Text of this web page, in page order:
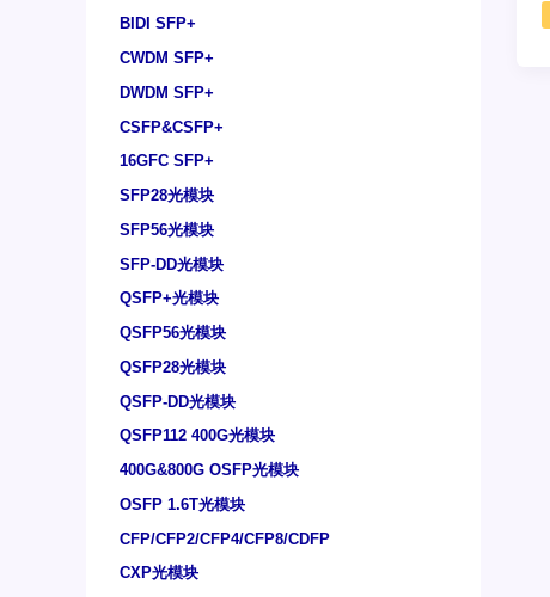
BIDI SFP+
CWDM SFP+
DWDM SFP+
CSFP&CSFP+
16GFC SFP+
SFP28光模块
SFP56光模块
SFP-DD光模块
QSFP+光模块
QSFP56光模块
QSFP28光模块
QSFP-DD光模块
QSFP112 400G光模块
400G&800G OSFP光模块
OSFP 1.6T光模块
CFP/CFP2/CFP4/CFP8/CDFP
CXP光模块